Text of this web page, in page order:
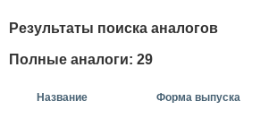
Результаты поиска аналогов
Полные аналоги: 29
Название Форма выпуска